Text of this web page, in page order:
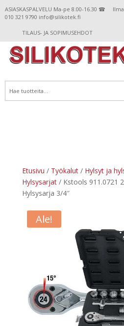
ASIASKASPALVELU Ma-pe 8.00-16.30 ☎
010 321 9790 info@silikotek.fi
TILAUS- JA SOPIMUSEHDOT
Etusivu / Työkalut/ Hylsyt ja
Hylsysarjat/ Kstools 911.0721
Hylsysarja 3/4″
Ale!